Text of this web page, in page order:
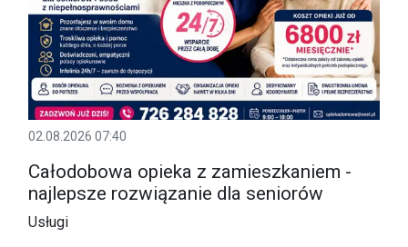
02.08.2026 07:40
Całodobowa opieka z zamieszkaniem -
najlepsze rozwiązanie dla seniorów
Usługi